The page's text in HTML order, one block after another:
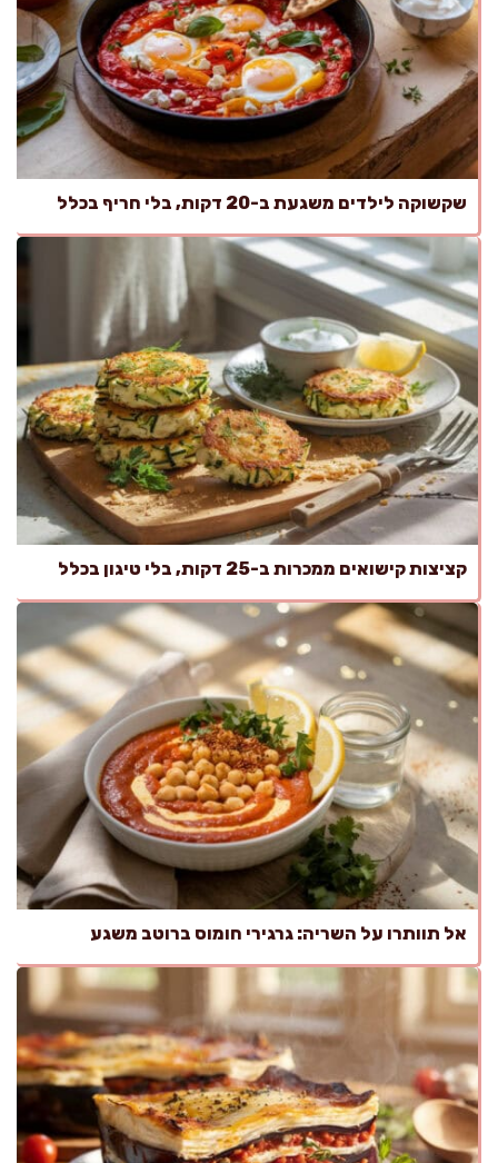
שקשוקה לילדים משגעת ב-20 דקות, בלי חריף בכלל
קציצות קישואים ממכרות ב-25 דקות, בלי טיגון בכלל
אל תוותרו על השריה: גרגירי חומוס ברוטב משגע